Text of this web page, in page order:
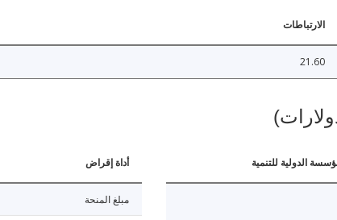
الارتباطات
21.60
الدولية للتنمية أداة إقراض
مبلغ المنحة